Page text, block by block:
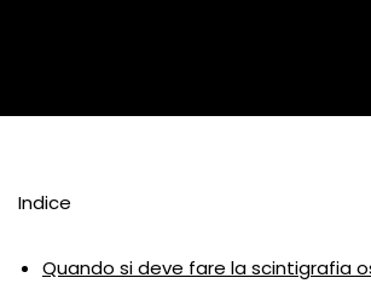
Indice
Quando si deve fare la scintigrafia